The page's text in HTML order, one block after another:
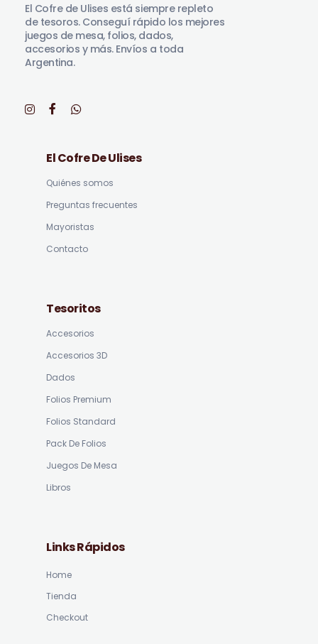
El Cofre de Ulises está siempre repleto
de tesoros. Conseguí rápido los mejores
juegos de mesa, folios, dados,
accesorios y más. Envíos a toda
Argentina.
El Cofre De Ulises
Quiénes somos
Preguntas frecuentes
Mayoristas
Contacto
Tesoritos
Accesorios
Accesorios 3D
Dados
Folios Premium
Folios Standard
Pack De Folios
Juegos De Mesa
Libros
Links Rápidos
Home
Tienda
Checkout